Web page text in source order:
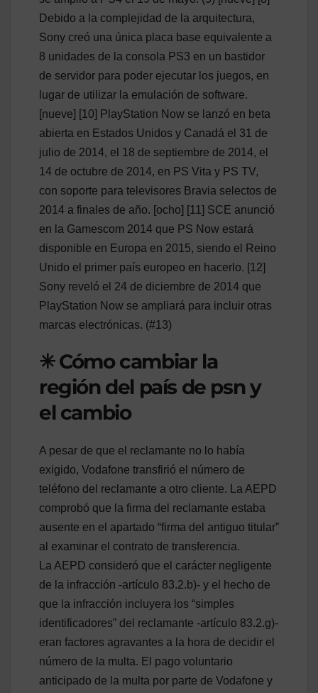
Debido a la complejidad de la arquitectura,
Sony creó una única placa base equivalente a
8 unidades de la consola PS3 en un bastidor
de servidor para poder ejecutar los juegos, en
lugar de utilizar la emulación de software.
[nueve] [10] PlayStation Now se lanzó en beta
abierta en Estados Unidos y Canadá el 31 de
julio de 2014, el 18 de septiembre de 2014, el
14 de octubre de 2014, en PS Vita y PS TV,
con soporte para televisores Bravia selectos de
2014 a finales de año. [ocho] [11] SCE anunció
en la Gamescom 2014 que PS Now estará
disponible en Europa en 2015, siendo el Reino
Unido el primer país europeo en hacerlo. [12]
Sony reveló el 24 de diciembre de 2014 que
PlayStation Now se ampliará para incluir otras
marcas electrónicas. (#13)
✳ Cómo cambiar la
región del país de psn y
el cambio
A pesar de que el reclamante no lo había
exigido, Vodafone transfirió el número de
teléfono del reclamante a otro cliente. La AEPD
comprobó que la firma del reclamante estaba
ausente en el apartado “firma del antiguo titular”
al examinar el contrato de transferencia.
La AEPD consideró que el carácter negligente
de la infracción -artículo 83.2.b)- y el hecho de
que la infracción incluyera los “simples
identificadores” del reclamante -artículo 83.2.g)-
eran factores agravantes a la hora de decidir el
número de la multa. El pago voluntario
anticipado de la multa por parte de Vodafone y